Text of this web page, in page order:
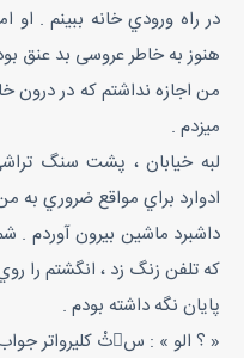
در راه ورودي خانه ببینم . او
هنوز به خاطر عروسی بد عنق
من اجازه نداشتم که در درون
میزدم .
لبه خیابان ، پشت سنگ
ادوارد براي مواقع ضروري به
داشبرد ماشین بیرون آوردم .
که تلفن زنگ زد ، انگشتم را
پایان نگه داشته بودم .
« ؟ الو » : سثْ کلیرواتر جواب داد